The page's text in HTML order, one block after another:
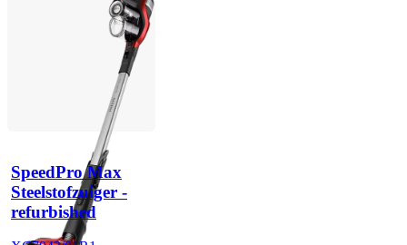
SpeedPro Max
Steelstofzuiger -
refurbished